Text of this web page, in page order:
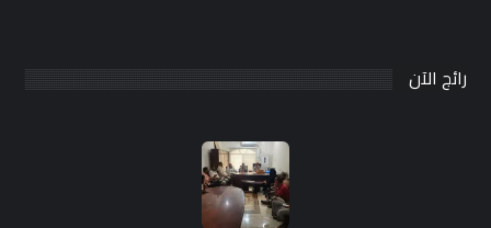
رائج الآن